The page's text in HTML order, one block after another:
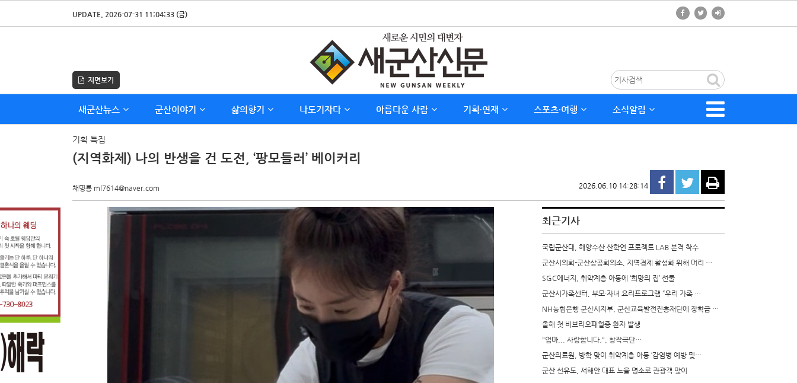
UPDATE. 2026-07-31 11:04:33 (금)
지면보기
새군산뉴스 군산이야기 삶의향기 나도기자다 아름다운 사람 기획∙연재 스포츠∙여행 소식알림
기획 특집
(지역화제) 나의 반생을 건 도전, ‘팡모들러’ 베이커리
채명룡 ml7614@naver.com 2026.06.10 14:28:14
최근기사
국립군산대, 해양수산 산학연 프로젝트 LAB 본격 착수
군산시의회-군산상공회의소, 지역경제 활성화 위해 머리 …
SGC에너지, 취약계층 아동에 ‘희망의 집’ 선물
군산시가족센터, 부모·자녀 요리프로그램 “우리 가족 …
NH농협은행 군산시지부, 군산교육발전진흥재단에 장학금 …
올해 첫 비브리오패혈증 환자 발생
"엄마... 사랑합니다.", 창작극단…
군산의료원, 방학 맞이 취약계층 아동 ‘감염병 예방 및…
군산 선유도, 서해안 대표 노을 명소로 관광객 맞이